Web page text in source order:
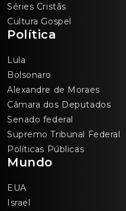
Séries Cristãs
Cultura Gospel
Política
Lula
Bolsonaro
Alexandre de Moraes
Câmara dos Deputados
Senado federal
Supremo Tribunal Federal
Políticas Públicas
Mundo
EUA
Israel